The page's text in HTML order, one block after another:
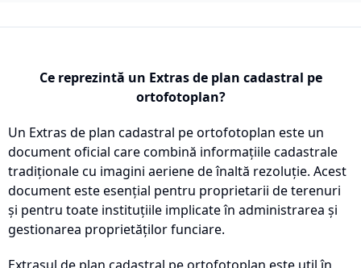
Ce reprezintă un Extras de plan cadastral pe
ortofotoplan?
Un Extras de plan cadastral pe ortofotoplan este un
document oficial care combină informațiile cadastrale
tradiționale cu imagini aeriene de înaltă rezoluție. Acest
document este esențial pentru proprietarii de terenuri
și pentru toate instituțiile implicate în administrarea și
gestionarea proprietăților funciare.